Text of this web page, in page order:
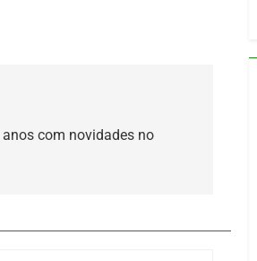
com novidades no